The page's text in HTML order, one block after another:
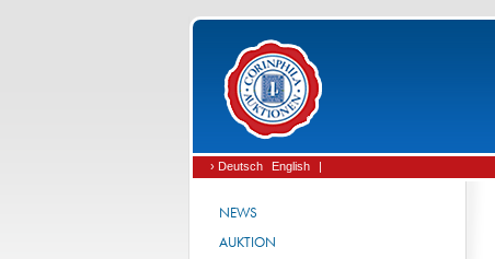
› Deutsch English |
NEWS
AUKTION